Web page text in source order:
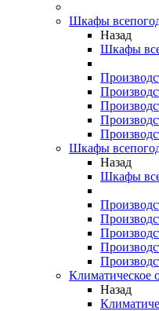
Шкафы
Назад
Шкафы
Шкафы
Назад
Шкафы
Климатическое
Назад